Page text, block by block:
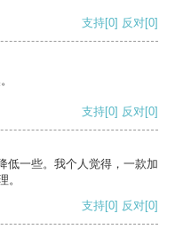
支持[0] 反对[0]
支持[0] 反对[0]
低一些。我个人觉得，一款加
。
支持[0] 反对[0]